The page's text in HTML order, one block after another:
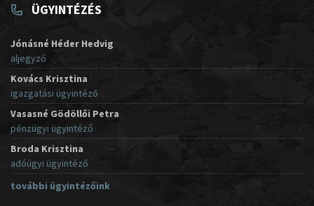
ÜGYINTÉZÉS
Jónásné Héder Hedvig
aljegyző
Kovács Krisztina
igazgatási ügyintéző
Vasasné Gödöllői Petra
pénzügyi ügyintéző
Broda Krisztina
adóügyi ügyintéző
további ügyintézőink